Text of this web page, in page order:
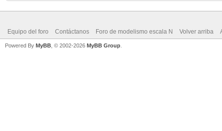
Equipo del foro Contáctanos Foro de modelismo escala N Volver arriba
Powered By MyBB , © 2002-2026 MyBB Group